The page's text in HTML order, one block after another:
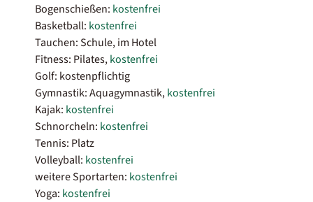
Bogenschießen: kostenfrei
Basketball: kostenfrei
Tauchen: Schule, im Hotel
Fitness: Pilates,kostenfrei
Golf: kostenpflichtig
Gymnastik: Aquagymnastik,kostenfrei
Kajak: kostenfrei
Schnorcheln: kostenfrei
Tennis: Platz
Volleyball: kostenfrei
weitere Sportarten: kostenfrei
Yoga: kostenfrei